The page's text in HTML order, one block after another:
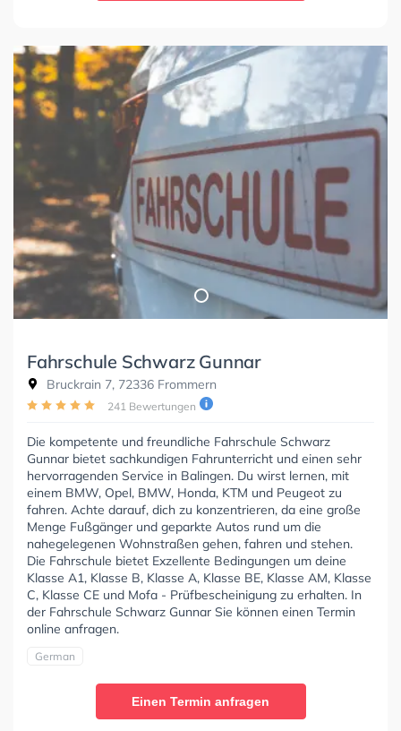
Fahrschule Schwarz Gunnar
Bruckrain 7, 72336 Frommern
241 Bewertungen
Die kompetente und freundliche Fahrschule Schwarz
Gunnar bietet sachkundigen Fahrunterricht und einen sehr
hervorragenden Service in Balingen. Du wirst lernen, mit
einem BMW, Opel, BMW, Honda, KTM und Peugeot zu
fahren. Achte darauf, dich zu konzentrieren, da eine große
Menge Fußgänger und geparkte Autos rund um die
nahegelegenen Wohnstraßen gehen, fahren und stehen.
Die Fahrschule bietet Exzellente Bedingungen um deine
Klasse A1, Klasse B, Klasse A, Klasse BE, Klasse AM, Klasse
C, Klasse CE und Mofa - Prüfbescheinigung zu erhalten. In
der Fahrschule Schwarz Gunnar Sie können einen Termin
online anfragen.
German
Einen Termin anfragen